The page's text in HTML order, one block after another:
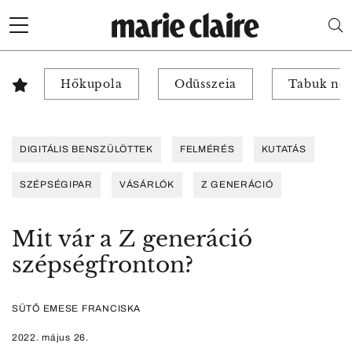
Hőkupola Odüsszeia Tabuk
DIGITÁLIS BENSZÜLÖTTEK FELMÉRÉS KUTATÁS
SZÉPSÉGIPAR VÁSÁRLÓK Z GENERÁCIÓ
Mit vár a Z generáció
szépségfronton?
SÜTŐ EMESE FRANCISKA
2022. május 26.